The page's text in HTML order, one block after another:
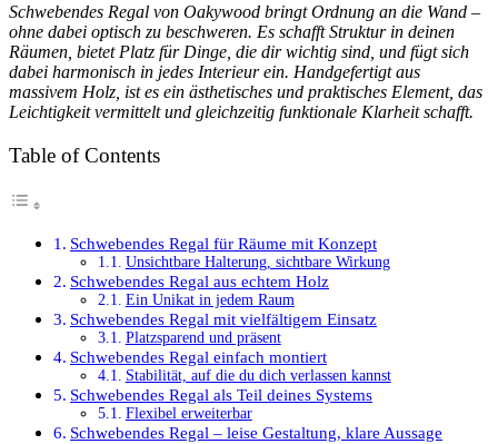
Schwebendes Regal von Oakywood bringt Ordnung an die Wand –
ohne dabei optisch zu beschweren. Es schafft Struktur in deinen
Räumen, bietet Platz für Dinge, die dir wichtig sind, und fügt sich
dabei harmonisch in jedes Interieur ein. Handgefertigt aus
massivem Holz, ist es ein ästhetisches und praktisches Element, das
Leichtigkeit vermittelt und gleichzeitig funktionale Klarheit schafft.
Table of Contents
Schwebendes Regal für Räume mit Konzept
Unsichtbare Halterung, sichtbare Wirkung
Schwebendes Regal aus echtem Holz
Ein Unikat in jedem Raum
Schwebendes Regal mit vielfältigem Einsatz
Platzsparend und präsent
Schwebendes Regal einfach montiert
Stabilität, auf die du dich verlassen kannst
Schwebendes Regal als Teil deines Systems
Flexibel erweiterbar
Schwebendes Regal – leise Gestaltung, klare Aussage